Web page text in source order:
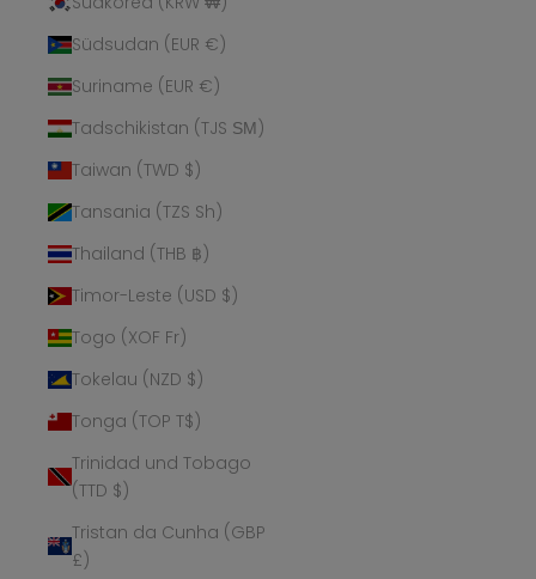
Südsudan (EUR €)
Suriname (EUR €)
Tadschikistan (TJS ЅМ)
Taiwan (TWD $)
Tansania (TZS Sh)
Thailand (THB ฿)
Timor-Leste (USD $)
Togo (XOF Fr)
Tokelau (NZD $)
Tonga (TOP T$)
Trinidad und Tobago
(TTD $)
Tristan da Cunha (GBP
£)